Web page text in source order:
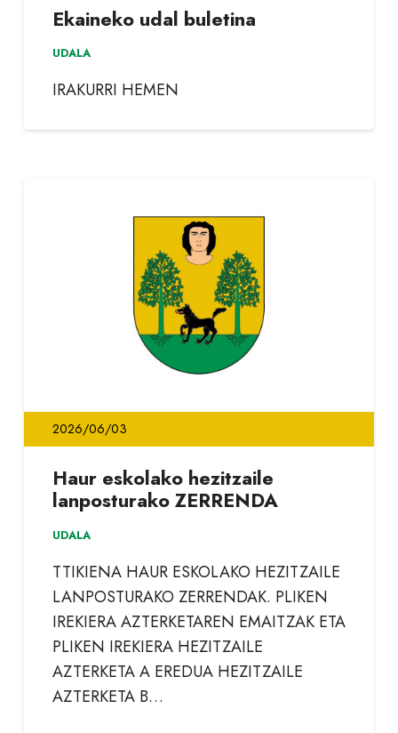
Ekaineko udal buletina
UDALA
IRAKURRI HEMEN
2026/06/03
Haur eskolako hezitzaile
lanposturako ZERRENDA
UDALA
TTIKIENA HAUR ESKOLAKO HEZITZAILE
LANPOSTURAKO ZERRENDAK. PLIKEN
IREKIERA AZTERKETAREN EMAITZAK ETA
PLIKEN IREKIERA HEZITZAILE
AZTERKETA A EREDUA HEZITZAILE
AZTERKETA B…